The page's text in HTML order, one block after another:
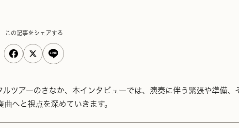
この記事をシェアする
ツアーのさなか、本インタビューでは、演奏に伴う緊張や準備、
へと視点を深めていきます。